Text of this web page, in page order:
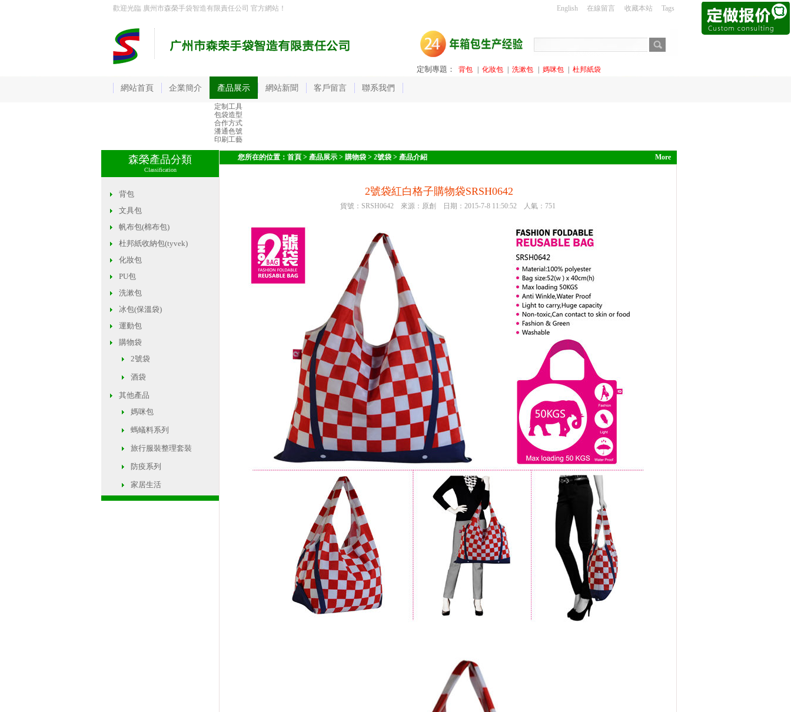
歡迎光臨 廣州市森榮手袋智造有限責任公司 官方網站！ English 在線留言 收藏本站 Tags
定制專題： 背包 化妝包 洗漱包 媽咪包 杜邦紙袋
網站首頁 企業簡介 產品展示 網站新聞 客戶留言 聯系我們
定制工具
包袋造型
合作方式
潘通色號
印刷工藝
森榮產品分類
Classification
背包
文具包
帆布包(棉布包)
杜邦紙收納包(tyvek)
化妝包
PU包
洗漱包
冰包(保溫袋)
運動包
購物袋
2號袋
酒袋
其他產品
媽咪包
螞蟻料系列
旅行服裝整理套裝
防疫系列
家居生活
您所在的位置： 首頁 > 產品展示 > 購物袋 > 2號袋 > 產品介紹 More
2號袋紅白格子購物袋SRSH0642
貨號：SRSH0642 來源：原創 日期：2015-7-8 11:50:52 人氣： 751